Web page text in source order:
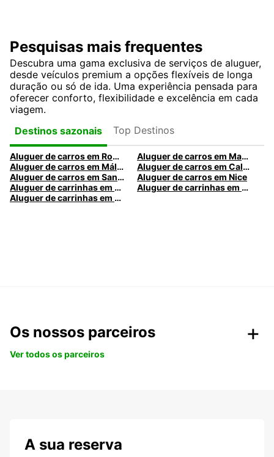
Pesquisas mais frequentes
Descubra uma gama exclusiva de serviços de aluguer,
desde veículos premium a opções flexíveis de longa
duração ou só de ida. Uma experiência pensada para
oferecer conforto, flexibilidade e excelência em cada
viagem.
Destinos sazonais
Top Destinos
Aluguer de carros em Roma
Aluguer de carros em Madrid
Aluguer de carros em Málaga
Aluguer de carros em Caldas da Rainha
Aluguer de carros em Santa Maria da Feira
Aluguer de carros em Nice
Aluguer de carrinhas em Nice
Aluguer de carrinhas em Santa Maria da Feira
Aluguer de carrinhas em Caldas da Rainha
Os nossos parceiros
Ver todos os parceiros
A sua reserva